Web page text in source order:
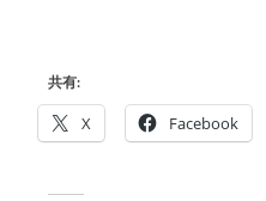
ー
が
共有:
X Facebook